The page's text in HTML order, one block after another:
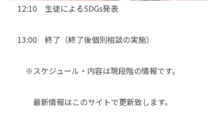
12:10 生徒によるSDGs発表
13:00 終了（終了後個別相談の実施）
※スケジュール・内容は現段階の情報です。
最新情報はこのサイトで更新致します。